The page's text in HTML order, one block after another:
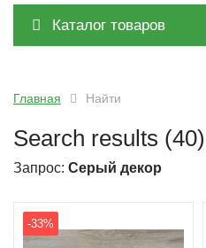
Каталог товаров
Главная Найти
Search results (40)
Запрос: Серый декор
-33%